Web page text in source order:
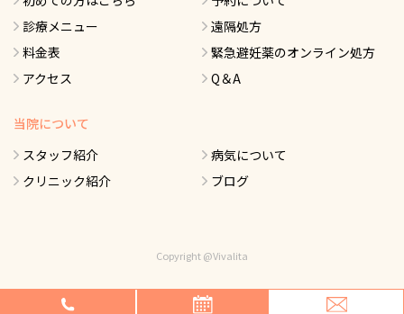
診療メニュー
料金表
アクセス
遠隔処方
緊急避妊薬のオンライン処方
Q＆A
当院について
スタッフ紹介
クリニック紹介
病気について
ブログ
Copyright @Vivalita